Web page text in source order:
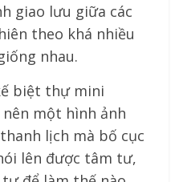
giao lưu giữa các
theo khá nhiều
nhau.
biệt thự mini
một hình ảnh
lịch mà bố cục
lên được tâm tư,